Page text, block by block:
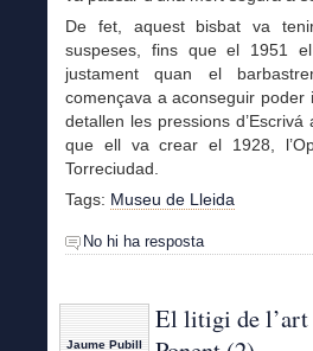
De fet, aquest bisbat va
suspeses, fins que el 1951
justament quan el
començava a aconseguir
detallen les pressions
que ell va crear el 1928,
Torreciudad.
Tags: Museu de Lleida
No hi ha resposta
Jaume Pubill
El litigi de l’art